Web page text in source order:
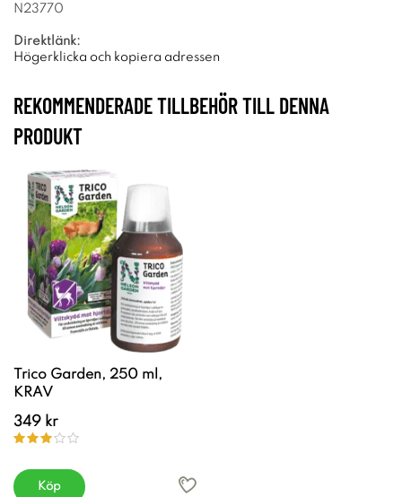
N23770
Direktlänk:
Högerklicka och kopiera adressen
REKOMMENDERADE TILLBEHÖR TILL DENNA
PRODUKT
Trico Garden, 250 ml,
KRAV
349 kr
Köp